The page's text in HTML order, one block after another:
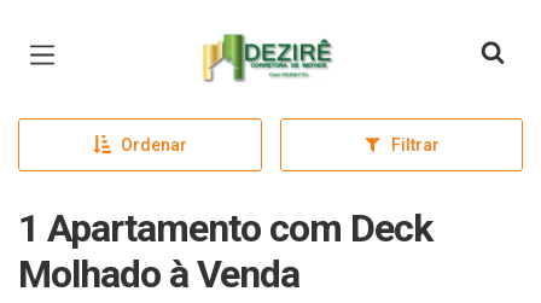
Página inicial
Ordenar Filtrar
1 Apartamento com Deck
Molhado à Venda